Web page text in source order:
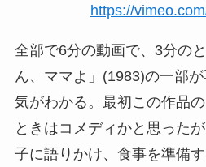
https://
全部で6分の動画で、3分の
ん、ママよ」(1983)の一部
気がわかる。最初この作品
ときはコメディかと思った
子に語りかけ、食事を準備